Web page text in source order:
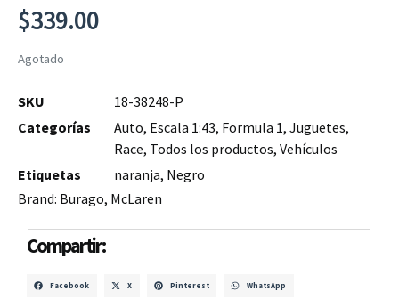
$339.00
Agotado
SKU
18-38248-P
Categorías
Auto, Escala 1:43, Formula 1, Juguetes,
Race, Todos los productos, Vehículos
Etiquetas
naranja, Negro
Brand: Burago, McLaren
Compartir:
Facebook X Pinterest WhatsApp